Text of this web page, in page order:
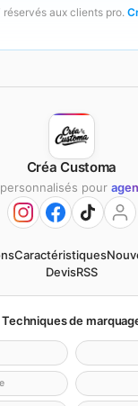
aux clients pro.
Créa Customa
pour
Caractéristiques
DevisRSS
Techniques de